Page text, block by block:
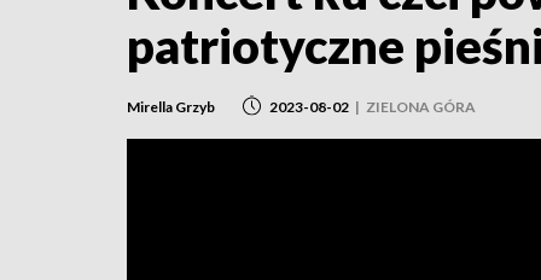
patriotyczne
Mirella Grzyb 2023-08-02 | ZIELONA GÓRA